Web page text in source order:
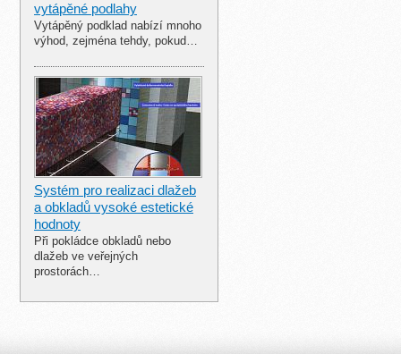
vytápěné podlahy
Vytápěný podklad nabízí mnoho
výhod, zejména tehdy, pokud…
Systém pro realizaci dlažeb
a obkladů vysoké estetické
hodnoty
Při pokládce obkladů nebo
dlažeb ve veřejných
prostorách…